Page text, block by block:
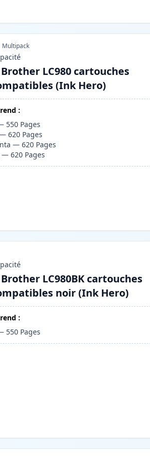
Multipack
LC980 cartouches
(Ink Hero)
:
550 Pages
620 Pages
—620 Pages
—620 Pages
LC980BK cartouches
noir (Ink Hero)
:
550 Pages